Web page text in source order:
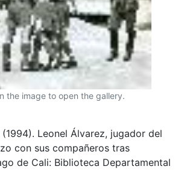
the image to open the gallery.
Leonel Álvarez, jugador del
con sus compañeros tras
de Cali: Biblioteca Departamental